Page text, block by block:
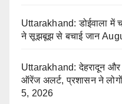
Uttarakhand: डोईवाला में
ने सूझबूझ से बचाई जान
Uttarakhand: देहरादून और
ऑरेंज अलर्ट, प्रशासन ने
5, 2026